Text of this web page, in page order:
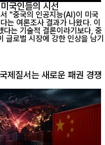
국인들의 시선
"중국의 인공지능(AI)이 미국
는 여론조사 결과가 나왔다. 이
는 기술적 결론이라기보다, 중
글로벌 시장에 강한 인상을 남기
제질서는 새로운 패권 경쟁